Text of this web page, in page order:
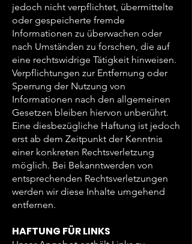
jedoch nicht verpflichtet, übermittelte
oder gespeicherte fremde
Informationen zu überwachen oder
nach Umständen zu forschen, die auf
eine rechtswidrige Tätigkeit hinweisen.
Verpflichtungen zur Entfernung oder
Sperrung der Nutzung von
Informationen nach den allgemeinen
Gesetzen bleiben hiervon unberührt.
Eine diesbezügliche Haftung ist jedoch
erst ab dem Zeitpunkt der Kenntnis
einer konkreten Rechtsverletzung
möglich. Bei Bekanntwerden von
entsprechenden Rechtsverletzungen
werden wir diese Inhalte umgehend
entfernen.
HAFTUNG FÜR LINKS